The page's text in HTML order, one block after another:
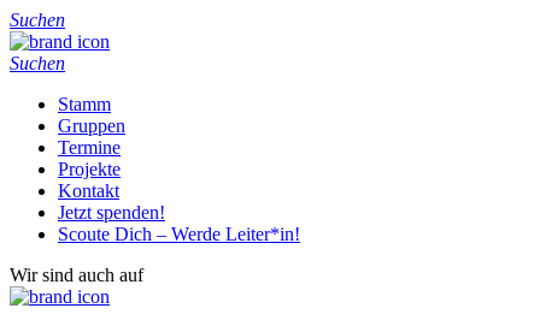
Suchen
Suchen
Stamm
Gruppen
Termine
Projekte
Kontakt
Jetzt spenden!
Scoute Dich – Werde Leiter*in!
Wir sind auch auf